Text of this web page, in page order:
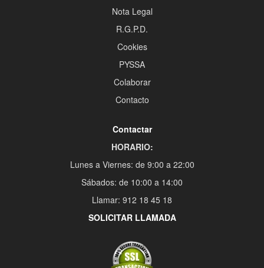
Nota Legal
R.G.P.D.
Cookies
PYSSA
Colaborar
Contacto
Contactar
HORARIO:
Lunes a Viernes: de 9:00 a 22:00
Sábados: de 10:00 a 14:00
Llamar: 912 18 45 18
SOLICITAR LLAMADA